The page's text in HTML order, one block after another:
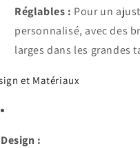
Réglables : Pour un
personnalisé, avec des
larges dans les grandes
et Matériaux
Design :